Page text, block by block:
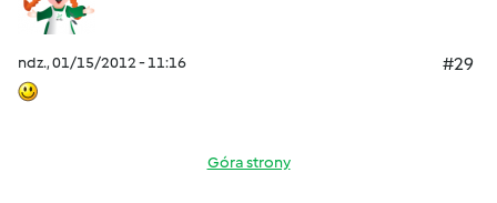
ndz., 01/15/2012 - 11:16 #29
Góra strony